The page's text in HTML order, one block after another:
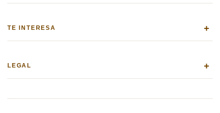
TE INTERESA +
LEGAL +